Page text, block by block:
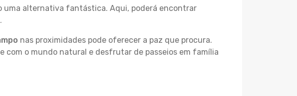
uma alternativa fantástica. Aqui, poderá encontrar
nas proximidades pode oferecer a paz que procura.
com o mundo natural e desfrutar de passeios em família